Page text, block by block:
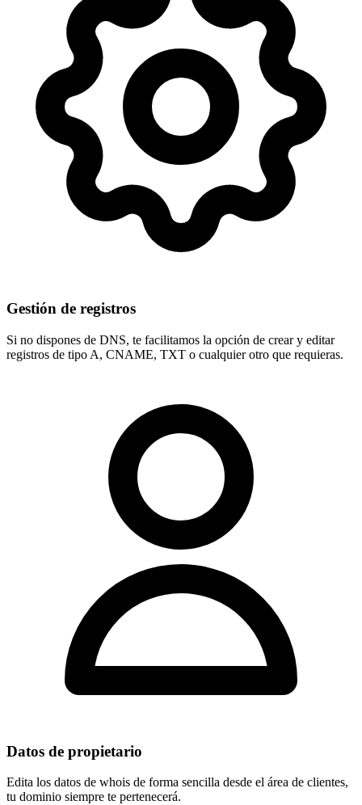
Gestión de registros
Si no dispones de DNS, te facilitamos la opción de crear y editar
registros de tipo A, CNAME, TXT o cualquier otro que requieras.
Datos de propietario
Edita los datos de whois de forma sencilla desde el área de clientes,
tu dominio siempre te pertenecerá.